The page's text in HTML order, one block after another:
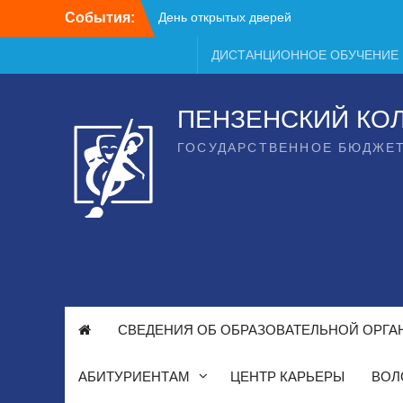
События: День открытых дверей
ДИСТАНЦИОННОЕ ОБУЧЕНИЕ
ПЕНЗЕНСКИЙ
ГОСУДАРСТВЕННОЕ
СВЕДЕНИЯ ОБ ОБРАЗОВАТЕЛЬНОЙ
АБИТУРИЕНТАМ ЦЕНТР КАРЬЕРЫ